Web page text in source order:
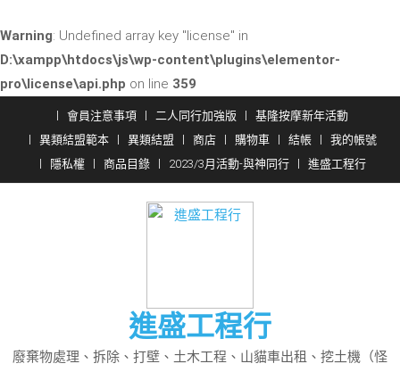
Warning: Undefined array key "license" in
D:\xampp\htdocs\js\wp-content\plugins\elementor-
pro\license\api.php on line 359
content
會員注意事項 二人同行加強版
基隆按摩新年活動
異類結盟範本
異類結盟 商店 購物車 結帳
我的帳號
隱私權
商品目錄 2023/3月活動-與神同行 進盛工程行
進盛工程行
廢棄物處理、拆除、打壁、土木工程、山貓車出租、挖土機（怪